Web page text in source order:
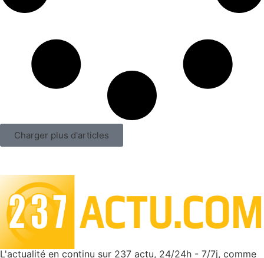
Charger plus d'articles
L'actualité en continu sur 237 actu, 24/24h - 7/7j, comme